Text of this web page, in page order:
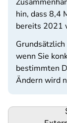
hin, dass 8,4
bereits 2021
wenn Sie
bestimmten
Ändern wird